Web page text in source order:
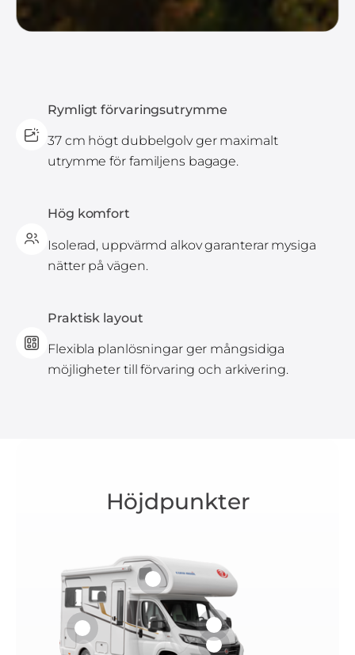
Rymligt förvaringsutrymme
37 cm högt dubbelgolv ger maximalt
utrymme för familjens bagage.
Hög komfort
Isolerad, uppvärmd alkov garanterar mysiga
nätter på vägen.
Praktisk layout
Flexibla planlösningar ger mångsidiga
möjligheter till förvaring och arkivering.
Höjdpunkter